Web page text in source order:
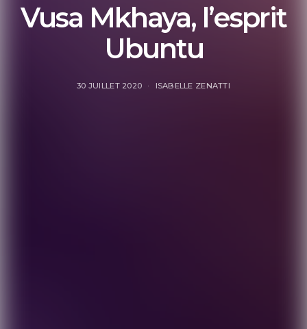
Vusa Mkhaya, l’esprit
Ubuntu
30 JUILLET 2020 ISABELLE ZENATTI